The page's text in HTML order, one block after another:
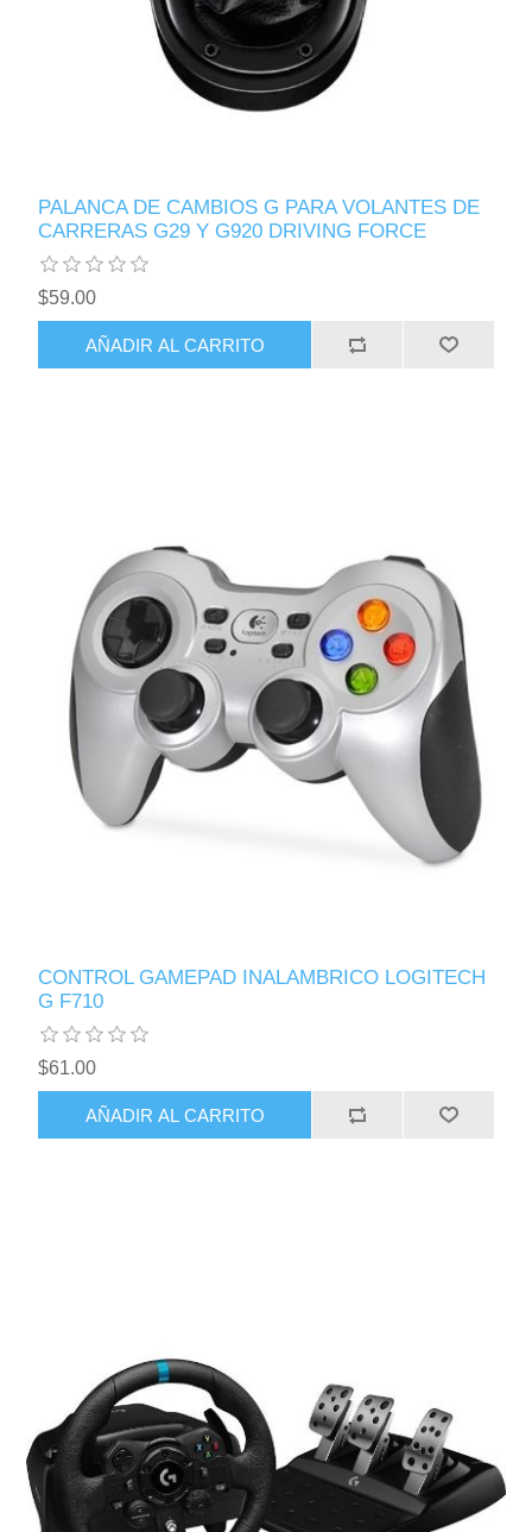
PALANCA DE CAMBIOS G PARA VOLANTES DE
CARRERAS G29 Y G920 DRIVING FORCE
$59.00
AÑADIR AL CARRITO
CONTROL GAMEPAD INALAMBRICO LOGITECH
G F710
$61.00
AÑADIR AL CARRITO